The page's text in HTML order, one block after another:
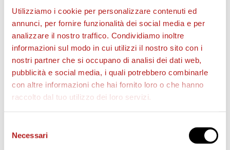
Utilizziamo i cookie per personalizzare contenuti ed
annunci, per fornire funzionalità dei social media e per
analizzare il nostro traffico. Condividiamo inoltre
informazioni sul modo in cui utilizzi il nostro sito con i
nostri partner che si occupano di analisi dei dati web,
pubblicità e social media, i quali potrebbero combinarle
con altre informazioni che hai fornito loro o che hanno
raccolto dal tuo utilizzo dei loro servizi.
delNecessari
AS CITTADELLA STORE